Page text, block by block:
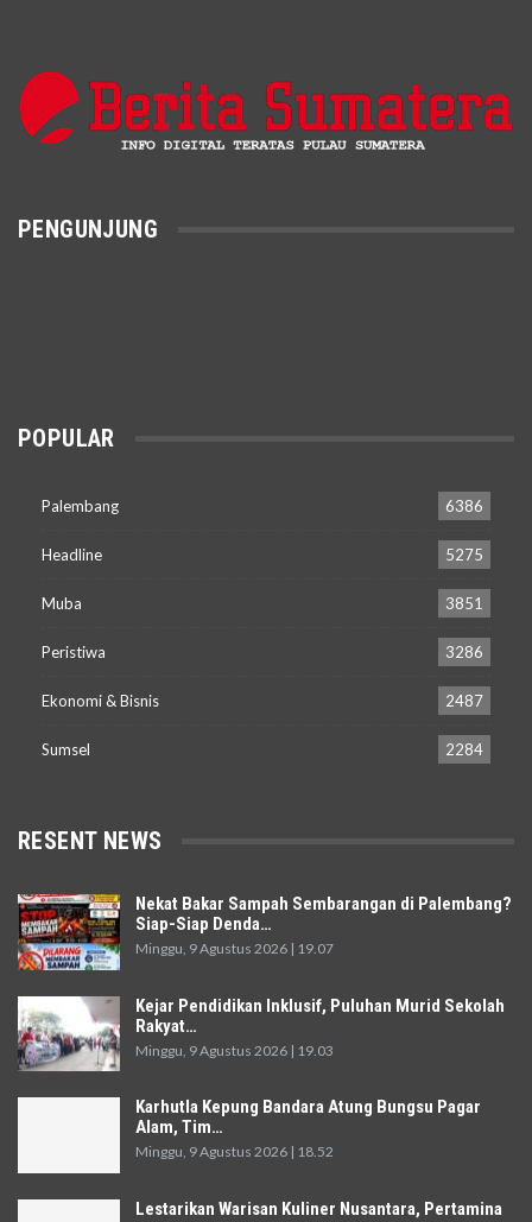
PENGUNJUNG
POPULAR
Palembang 6386
Headline 5275
Muba 3851
Peristiwa 3286
Ekonomi & Bisnis 2487
Sumsel 2284
RESENT NEWS
Nekat Bakar Sampah Sembarangan di Palembang?
Siap-Siap Denda…
Minggu, 9 Agustus 2026 | 19.07
Kejar Pendidikan Inklusif, Puluhan Murid Sekolah
Rakyat…
Minggu, 9 Agustus 2026 | 19.03
Karhutla Kepung Bandara Atung Bungsu Pagar
Alam, Tim…
Minggu, 9 Agustus 2026 | 18.52
Lestarikan Warisan Kuliner Nusantara, Pertamina